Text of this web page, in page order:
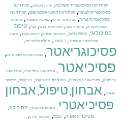
חוות דעת פסיכיאטרית משלימה,עדות מומחה,חוות דעת
פסיכיאטרית לצוואה, חוות דעת למינוי אפוטרופוס, חוות דעת
פסיכיאטרית נגדית, פסיכיאטר פרטי, שאלות ותשובות, מונחים
בפסיכיאטריה, פרופיל נפשי, פסיכיאטר צבאי, קב"ן, טיפול
פסיכולוגי,טיפול נפשי,רשלנות רפואית,דיכאון עמיד,טיפול
פסיכיאטרי אגרסיבי,דמנציה,מחלת אלצהיימר,
פסיכוגריאטר,אבחון הפרעת קשב וריכוז,
פסיכיאטר,פסיכיאטר בתל אביב,פסיכיאטר
ברמת גן,פסיכיאטר בגבעתיים,טיפול פסיכולוגי קצר,צור קשר,היפנוזה
רפואית, אבחון, טיפול, אבחון
פסיכיאטרי,טיפולפסיכיאטרי,פסיכולוג,
פסיכותראפיה,ענבל,הפרעות חרדה,